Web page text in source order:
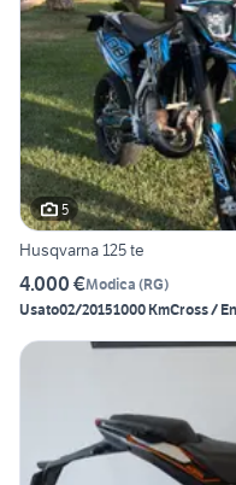
5
Husqvarna 125 te
4.000 €Modica (RG)
Usato02/20151000 KmCross /